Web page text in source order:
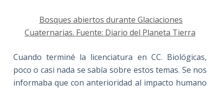
Bosques abiertos durante Glaciaciones
Cuaternarias. Fuente: Diario del Planeta Tierra
Cuando terminé la licenciatura en CC. Biológicas,
poco o casi nada se sabía sobre estos temas. Se nos
informaba que con anterioridad al impacto humano